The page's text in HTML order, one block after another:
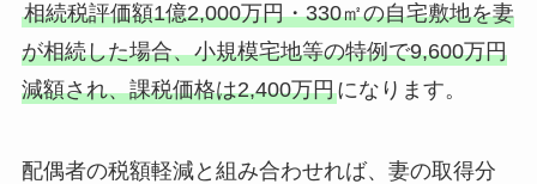
相続税評価額1億2,000万円・330㎡の自宅敷地を妻
が相続した場合、小規模宅地等の特例で9,600万円
減額され、課税価格は2,400万円になります。
配偶者の税額軽減と組み合わせれば、妻の取得分